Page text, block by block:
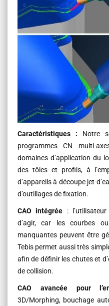
Caractéristiques : Notre
programmes CN multi-
domaines d’application du
des tôles et profils, à
d’appareils à découpe jet
d’outillages de fixation.
CAO intégrée :
d’agir, car les courbes
manquantes peuvent être
Tebis permet aussi très
afin de définir les chutes et
de collision.
CAO avancée pour
3D/Morphing, bouchage